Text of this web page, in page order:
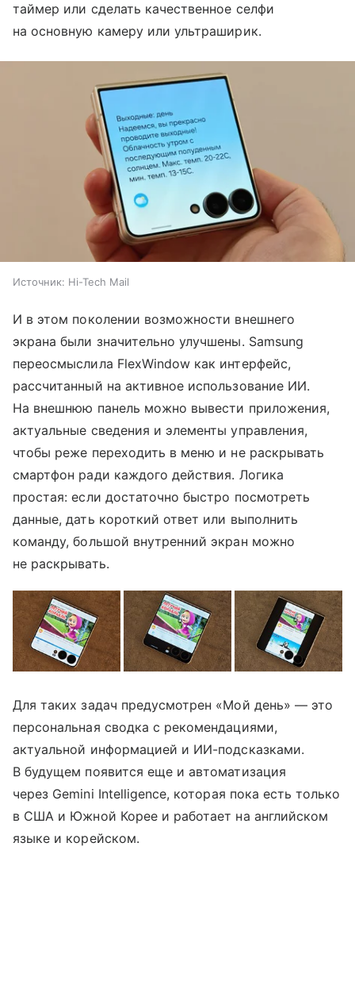
таймер или сделать качественное селфи
на основную камеру или ультраширик.
Источник: Hi-Tech Mail
И в этом поколении возможности внешнего
экрана были значительно улучшены. Samsung
переосмыслила FlexWindow как интерфейс,
рассчитанный на активное использование ИИ.
На внешнюю панель можно вывести приложения,
актуальные сведения и элементы управления,
чтобы реже переходить в меню и не раскрывать
смартфон ради каждого действия. Логика
простая: если достаточно быстро посмотреть
данные, дать короткий ответ или выполнить
команду, большой внутренний экран можно
не раскрывать.
Для таких задач предусмотрен «Мой день» — это
персональная сводка с рекомендациями,
актуальной информацией и ИИ-подсказками.
В будущем появится еще и автоматизация
через Gemini Intelligence, которая пока есть только
в США и Южной Корее и работает на английском
языке и корейском.